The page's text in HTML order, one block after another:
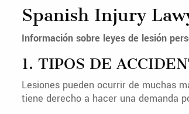
Spanish Injury
Información sobre leyes de lesión
1. TIPOS DE
Lesiones pueden ocurrir de muchas
tiene derecho a hacer una demanda